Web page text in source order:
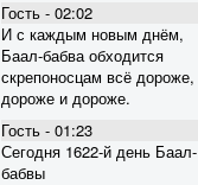
Гость - 02:02
И с каждым новым днём,
Баал-бабва обходится
скрепоносцам всё дороже,
дороже и дороже.
Гость - 01:23
Сегодня 1622-й день Баал-
бабвы